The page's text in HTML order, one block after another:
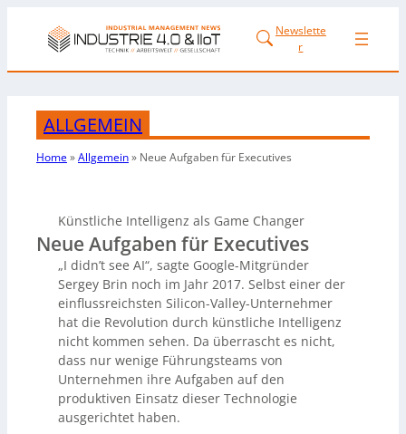
Newslette
r
ALLGEMEIN
Home»Allgemein» Neue Aufgaben für Executives
Künstliche Intelligenz als Game Changer
Neue Aufgaben für Executives
„I didn’t see AI“, sagte Google-Mitgründer
Sergey Brin noch im Jahr 2017. Selbst einer der
einflussreichsten Silicon-Valley-Unternehmer
hat die Revolution durch künstliche Intelligenz
nicht kommen sehen. Da überrascht es nicht,
dass nur wenige Führungsteams von
Unternehmen ihre Aufgaben auf den
produktiven Einsatz dieser Technologie
ausgerichtet haben.